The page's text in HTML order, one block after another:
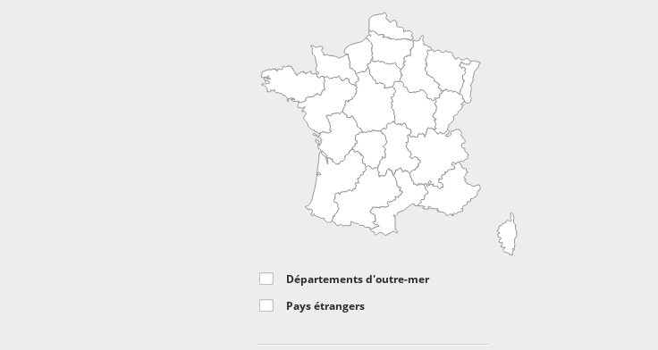
Départements d'outre-mer
Pays étrangers